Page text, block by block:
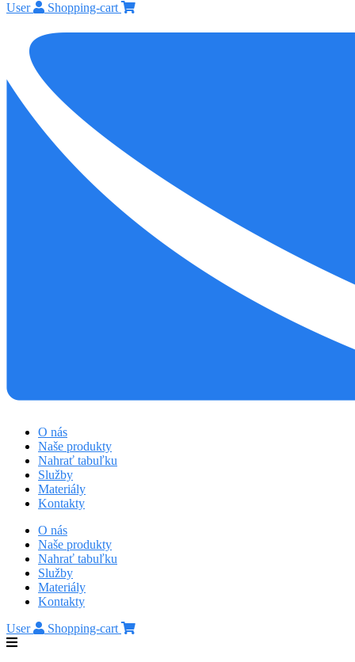
User
Shopping-cart
O nás
Naše produkty
Nahrať tabuľku
Služby
Materiály
Kontakty
O nás
Naše produkty
Nahrať tabuľku
Služby
Materiály
Kontakty
User
Shopping-cart